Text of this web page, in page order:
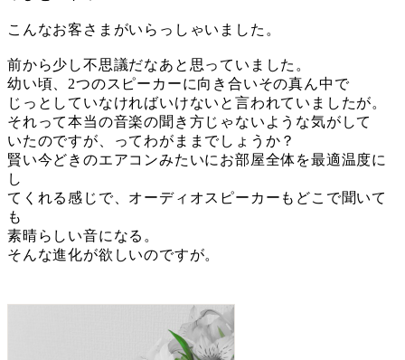
こんなお客さまがいらっしゃいました。
前から少し不思議だなあと思っていました。
幼い頃、2つのスピーカーに向き合いその真ん中で
じっとしていなければいけないと言われていましたが。
それって本当の音楽の聞き方じゃないような気がして
いたのですが、ってわがままでしょうか？
賢い今どきのエアコンみたいにお部屋全体を最適温度に
し
てくれる感じで、オーディオスピーカーもどこで聞いて
も
素晴らしい音になる。
そんな進化が欲しいのですが。